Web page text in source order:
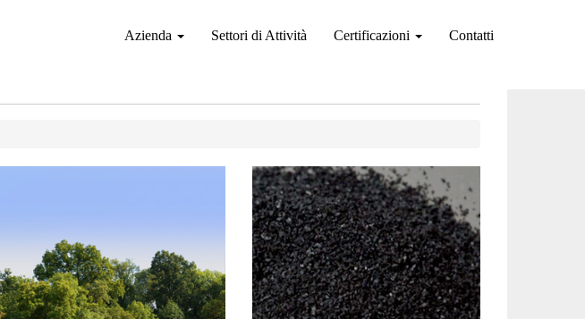
Azienda Settori di Attività Certificazioni Contatti